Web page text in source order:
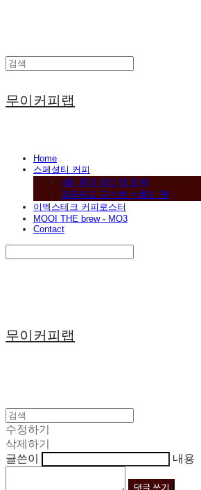
무이커피랩
Home
스페셜티 커피
베리류와 와인의 향미
깔끔하고 구수한 누룽지 맛
이멕스테크 커피로스터
MOOI THE brew - MO3
Contact
무이커피랩
수정하기
삭제하기
글쓴이
내용